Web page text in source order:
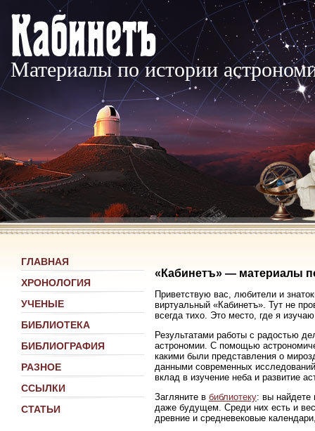
Материалы по истории
ГЛАВНАЯ
ХРОНОЛОГИЯ
УЧЕНЫЕ
БИБЛИОТЕКА
БИБЛИОГРАФИЯ
РАЗНОЕ
ССЫЛКИ
СТАТЬИ
«Кабинетъ» — материалы
Приветствую вас, любители и
виртуальный «Кабинетъ». Тут не
всегда тихо. Это место, где я
Результатами работы с радостью
астрономии. С помощью
какими были представления о
данными современных
вклад в изучение неба и развитие
Загляните в библиотеку: вы найдете
даже будущем. Среди них есть и
древние и средневековые